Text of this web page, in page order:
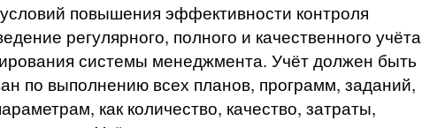
повышения эффективности контроля
регулярного, полного и качественного учёта
системы менеджмента. Учёт должен быть
по выполнению всех планов, программ, заданий,
как количество, качество, затраты,